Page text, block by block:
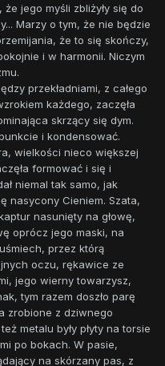
jego myśli zbliżyły się do
Marzy o tym, że nie będzie
że to się skończy,
i w harmonii. Niczym
przekładniami, z całego
każdego, zaczęła
skrzący się dym.
i kondensować.
wielkości nieco większej
formować i się i
niemal tak samo, jak
nasycony Cieniem. Szata,
nasunięty na głowę,
oprócz jego maski, na
przez którą
oczu, rękawice ze
jego wierny towarzysz,
tym razem doszło parę
zrobione z dziwnego
metalu były płyty na torsie
po bokach. W pasie,
na skórzany pas, z